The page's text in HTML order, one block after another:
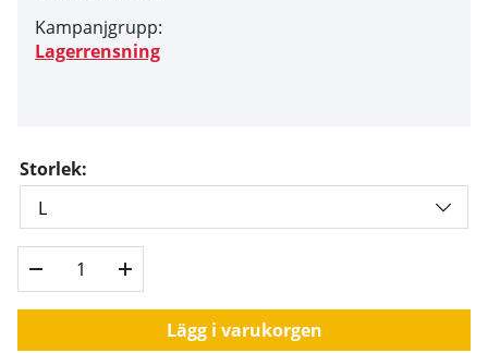
Kampanjgrupp:
Lagerrensning
Storlek:
Lägg i varukorgen